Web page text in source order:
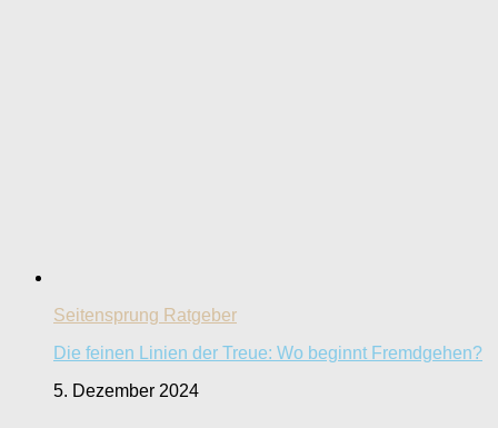
Seitensprung Ratgeber
Die feinen Linien der Treue: Wo beginnt Fremdgehen?
5. Dezember 2024